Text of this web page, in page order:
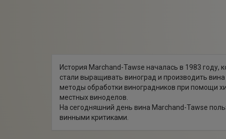
История Marchand-Tawse началась в 1983
стали выращивать виноград и производить
методы обработки виноградников при помощи
местных виноделов.
На сегодняшний день вина Marchand-Tawse
винными критиками.